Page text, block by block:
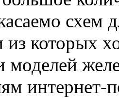
схем
которых
моделей